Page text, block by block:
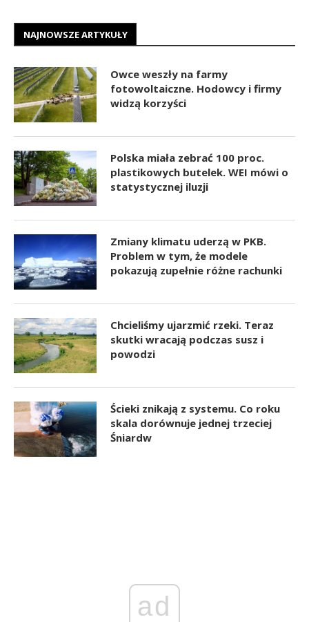
NAJNOWSZE ARTYKUŁY
Owce weszły na farmy
fotowoltaiczne. Hodowcy i firmy
widzą korzyści
Polska miała zebrać 100 proc.
plastikowych butelek. WEI mówi o
statystycznej iluzji
Zmiany klimatu uderzą w PKB.
Problem w tym, że modele
pokazują zupełnie różne rachunki
Chcieliśmy ujarzmić rzeki. Teraz
skutki wracają podczas susz i
powodzi
Ścieki znikają z systemu. Co roku
skala dorównuje jednej trzeciej
Śniardw
ad